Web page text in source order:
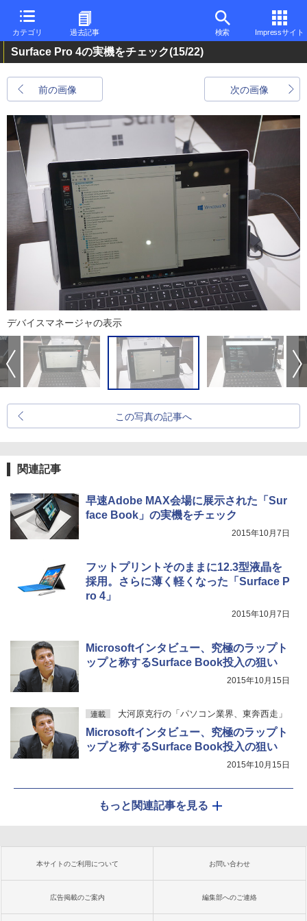
カテゴリ 過去記事 検索 Impressサイト
Surface Pro 4の実機をチェック(15/22)
前の画像 次の画像
デバイスマネージャの表示
この写真の記事へ
関連記事
早速Adobe MAX会場に展示された「Sur
face Book」の実機をチェック
2015年10月7日
フットプリントそのままに12.3型液晶を
採用。さらに薄く軽くなった「Surface P
ro 4」
2015年10月7日
Microsoftインタビュー、究極のラップト
ップと称するSurface Book投入の狙い
2015年10月15日
連載 大河原克行の「パソコン業界、東奔西走」
Microsoftインタビュー、究極のラップト
ップと称するSurface Book投入の狙い
2015年10月15日
もっと関連記事を見る
本サイトのご利用について お問い合わせ
広告掲載のご案内 編集部へのご連絡